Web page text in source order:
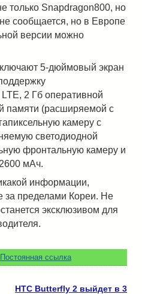
только Snapdragon800, но
сообщается, но в Европе
версии можно
5-дюймовый экран
2 Гб оперативной
памяти (расширяемой с
камеру с
светодиодной
фронтальную камеру и
мАч.
информации,
за пределами Кореи. Не
эксклюзивом для
Постоянная ссылка
HTC Butterfly 2 выйдет в 3